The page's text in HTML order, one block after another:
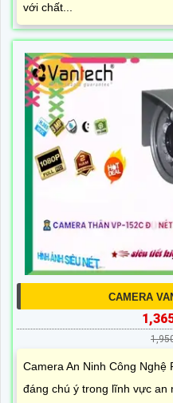
với chất...
CAMERA
Camera An Ninh Công Nghệ
đáng chú ý trong lĩnh vực